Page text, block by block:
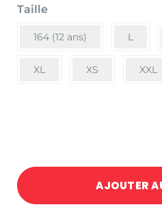
Taille
164 (12 ans) L
XL XS XXL
AJOUTER